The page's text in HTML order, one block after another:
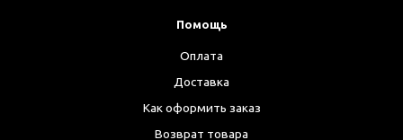
Помощь
Оплата
Доставка
Как оформить заказ
Возврат товара